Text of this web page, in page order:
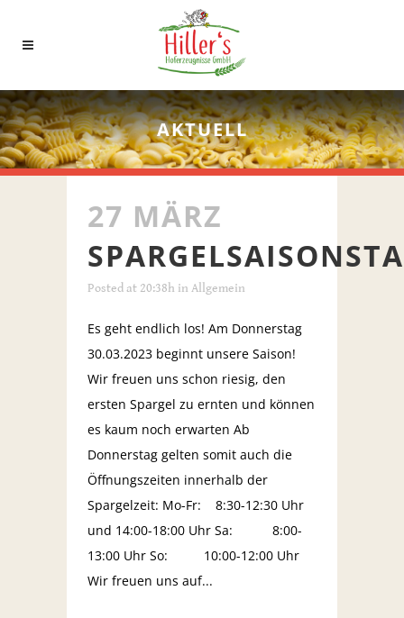
AKTUELL
27 MÄRZ
Posted at 20:38h in Allgemein
Es geht endlich los! Am Donnerstag
30.03.2023 beginnt unsere Saison!
Wir freuen uns schon riesig, den
ersten Spargel zu ernten und können
es kaum noch erwarten Ab
Donnerstag gelten somit auch die
Öffnungszeiten innerhalb der
Spargelzeit: Mo-Fr: 8:30-12:30 Uhr
und 14:00-18:00 Uhr Sa: 8:00-
13:00 Uhr So: 10:00-12:00 Uhr
Wir freuen uns auf...